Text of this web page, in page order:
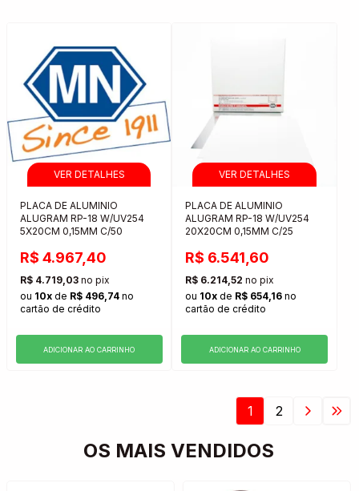
PLACA DE ALUMINIO
ALUGRAM RP-18 W/UV254
5X20CM 0,15MM C/50
R$ 4.967,40
R$ 4.719,03 no pix
ou 10x de R$ 496,74 no
cartão de crédito
ADICIONAR AO CARRINHO
PLACA DE ALUMINIO
ALUGRAM RP-18 W/UV254
20X20CM 0,15MM C/25
R$ 6.541,60
R$ 6.214,52 no pix
ou 10x de R$ 654,16 no
cartão de crédito
ADICIONAR AO CARRINHO
1 2
OS MAIS VENDIDOS